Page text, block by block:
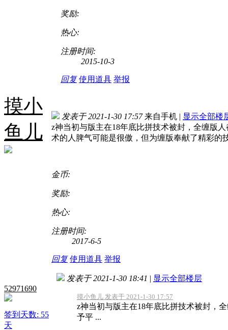
奖励:
热心:
注册时间:
2015-10-3
回复 使用道具 举报
摸小
鱼儿
发表于 2021-1-30 17:57 来自手机 | 显示全部楼
z神当初与版主在18年底比拼技术被封，全缠版
术的人脾气可能是很傲，但为缠版奉献了精彩的
金币:
奖励:
热心:
注册时间:
2017-6-5
回复 使用道具 举报
52971690
签到天数: 55
天
发表于 2021-1-30 18:41 | 显示全部楼层
摸小鱼儿 发表于 2021-1-30 17:57
z神当初与版主在18年底比拼技术被封，
予平 ...